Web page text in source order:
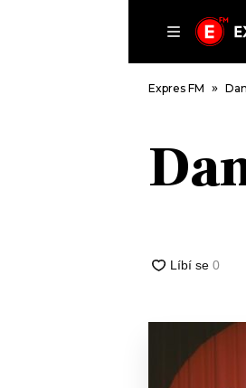
DOMŮ
HUDBA
KALENDÁŘ
KVÍZY
Expres FM